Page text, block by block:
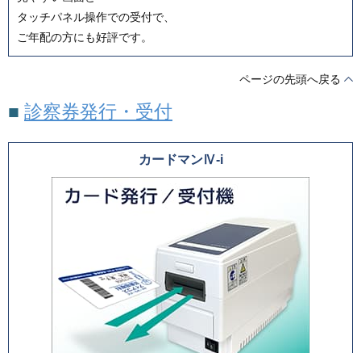
タッチパネル操作での受付で、
ご年配の方にも好評です。
ページの先頭へ戻る
■ 診察券発行・受付
カードマンⅣ-i